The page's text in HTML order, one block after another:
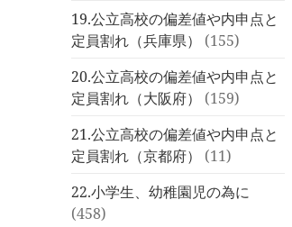
19.公立高校の偏差値や内申点と
定員割れ（兵庫県）
(155)
20.公立高校の偏差値や内申点と
定員割れ（大阪府）
(159)
21.公立高校の偏差値や内申点と
定員割れ（京都府）
(11)
22.小学生、幼稚園児の為に
(458)